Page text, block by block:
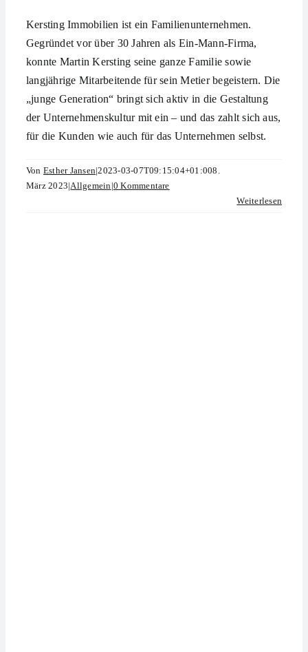
Kersting Immobilien ist ein Familienunternehmen.
Gegründet vor über 30 Jahren als Ein-Mann-Firma,
konnte Martin Kersting seine ganze Familie sowie
langjährige Mitarbeitende für sein Metier begeistern. Die
„junge Generation“ bringt sich aktiv in die Gestaltung
der Unternehmenskultur mit ein – und das zahlt sich aus,
für die Kunden wie auch für das Unternehmen selbst.
Von Esther Jansen|2023-03-07T09:15:04+01:008.
März 2023|Allgemein|0 Kommentare
Weiterlesen